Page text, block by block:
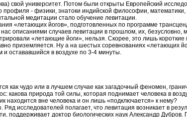
свой университет. Потом были открыты Европейский
- физики, знатоки индийской философии,
медитации стало обучение левитации.
«летающих йогов», подготовленных по программе
описаниями случаев левитации в прошлом, их,
«летающие йоги», нельзя. Скорее, это лишь
приземляется. Ну а на шестых соревнованиях «летающих
остававшийся в воздухе по 3-4 минуты.
как чудо или в лучшем случае как загадочный феномен,
какова природа той силы, которая поднимает человека в
находится вне человека и он лишь «подключается» к нему?
исследователей полагает, что левитация возникает в
поддерживает доктор биологических наук Александр